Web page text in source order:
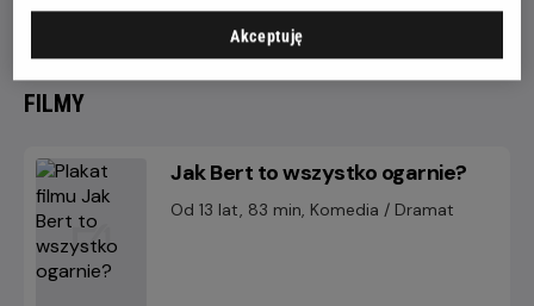
21)
FILMY
Jak Bert to wszystko ogarnie?
Od 13 lat, 83 min, Komedia / Dramat
Akceptuję